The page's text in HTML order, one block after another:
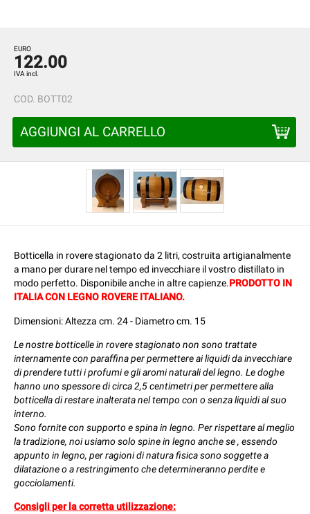
EURO
122.00
IVA incl.
COD. BOTT02
AGGIUNGI AL CARRELLO
Botticella in rovere stagionato da 2 litri, costruita artigianalmente
a mano per durare nel tempo ed invecchiare il vostro distillato in
modo perfetto. Disponibile anche in altre capienze.PRODOTTO IN
ITALIA CON LEGNO ROVERE ITALIANO.
Dimensioni: Altezza cm. 24 - Diametro cm. 15
Le nostre botticelle in rovere stagionato non sono trattate
internamente con paraffina per permettere ai liquidi da invecchiare
di prendere tutti i profumi e gli aromi naturali del legno. Le doghe
hanno uno spessore di circa 2,5 centimetri per permettere alla
botticella di restare inalterata nel tempo con o senza liquidi al suo
interno.
Sono fornite con supporto e spina in legno. Per rispettare al meglio
la tradizione, noi usiamo solo spine in legno anche se , essendo
appunto in legno, per ragioni di natura fisica sono soggette a
dilatazione o a restringimento che determineranno perdite e
gocciolamenti.
Consigli per la corretta utilizzazione: